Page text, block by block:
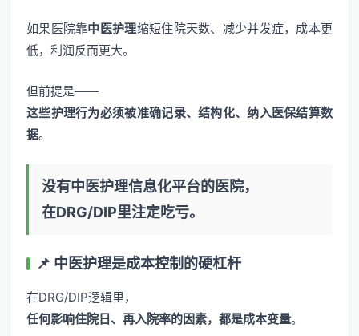
如果医院靠中医护理缩短住院天数、减少并发症，成本更
低，利润反而更大。
但前提是——
这些护理行为必须被准确记录、结构化、纳入医保结算数
据。
没有中医护理信息化平台的医院，
在DRG/DIP里注定吃亏。
📌 中医护理是成本控制的硬杠杆
在DRG/DIP逻辑里，
任何影响住院日、再入院率的因素，都是成本变量。